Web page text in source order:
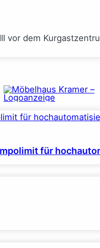
vor dem
für